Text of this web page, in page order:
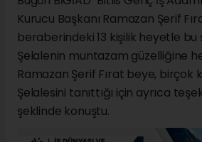
Kurucu Başkanı Ramazan Şerif
beraberindeki 13 kişilik heyetle bu
Şelalenin muntazam güzelliğine
Ramazan Şerif Fırat beye, birçok
Şelalesini tanıttığı için ayrıca
şeklinde konuştu.